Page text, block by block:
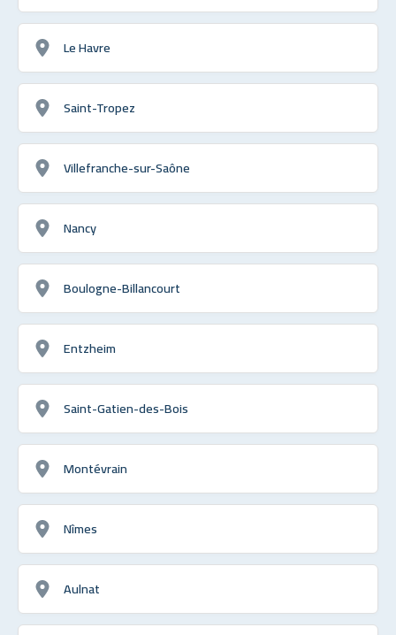
Le Havre
Saint-Tropez
Villefranche-sur-Saône
Nancy
Boulogne-Billancourt
Entzheim
Saint-Gatien-des-Bois
Montévrain
Nîmes
Aulnat